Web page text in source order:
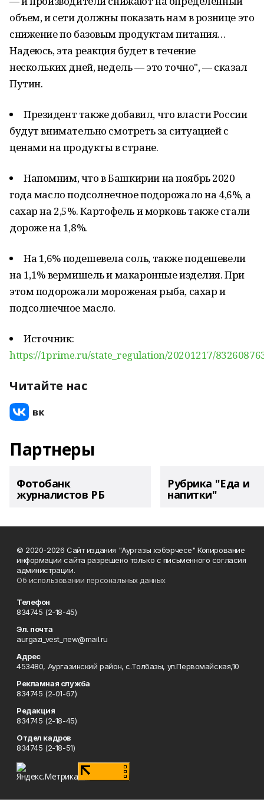
объем, и сети должны показать нам в рознице это
снижение по базовым продуктам питания…
Надеюсь, эта реакция будет в течение
нескольких дней, недель — это точно", — сказал
Путин.
Президент также добавил, что власти России
будут внимательно смотреть за ситуацией с
ценами на продукты в стране.
Напомним, что в Башкирии на ноябрь 2020
года масло подсолнечное подорожало на 4,6%, а
сахар на 2,5%. Картофель и морковь также стали
дороже на 1,8%.
На 1,6% подешевела соль, также подешевели
на 1,1% вермишель и макаронные изделия. При
этом подорожали мороженая рыба, сахар и
подсолнечное масло.
Источник:
https://1prime.ru/state_regulation/20201217/
Читайте нас
Партнеры
Фотобанк
журналистов РБ
Рубрика "Еда и
напитки"
© 2020-2026 Сайт издания "Аургазы хэбэрчесе" Копирование
информации сайта разрешено только с письменного согласия
администрации.
Об использовании персональных данных
Телефон
834745 (2-18-45)
Эл. почта
aurgazi_vest_new@mail.ru
Адрес
453480, Аургазинский район, с.Толбазы, ул.Первомайская,10
Рекламная служба
834745 (2-01-67)
Редакция
834745 (2-18-45)
Отдел кадров
834745 (2-18-51)